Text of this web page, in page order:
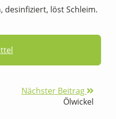
desinfiziert, löst Schleim.
Nächster Beitrag
Ölwickel